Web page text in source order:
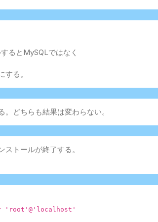
るとMySQLではなく
る。
どちらも結果は変わらない。
トールが終了する。
'root'@'localhost'